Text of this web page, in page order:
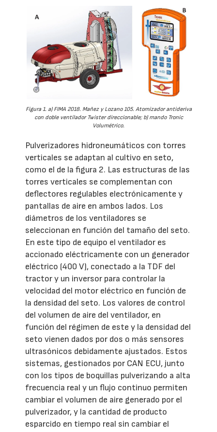
Figura 1. a) FIMA 2018. Mañez y Lozano 105. Atomizador antideriva
con doble ventilador Twister direccionable; b) mando Tronic
Volumétrico.
Pulverizadores hidroneumáticos con torres
verticales se adaptan al cultivo en seto,
como el de la figura 2. Las estructuras de las
torres verticales se complementan con
deflectores regulables electrónicamente y
pantallas de aire en ambos lados. Los
diámetros de los ventiladores se
seleccionan en función del tamaño del seto.
En este tipo de equipo el ventilador es
accionado eléctricamente con un generador
eléctrico (400 V), conectado a la TDF del
tractor y un inversor para controlar la
velocidad del motor eléctrico en función de
la densidad del seto. Los valores de control
del volumen de aire del ventilador, en
función del régimen de este y la densidad del
seto vienen dados por dos o más sensores
ultrasónicos debidamente ajustados. Estos
sistemas, gestionados por CAN ECU, junto
con los tipos de boquillas pulverizando a alta
frecuencia real y un flujo continuo permiten
cambiar el volumen de aire generado por el
pulverizador, y la cantidad de producto
esparcido en tiempo real sin cambiar el